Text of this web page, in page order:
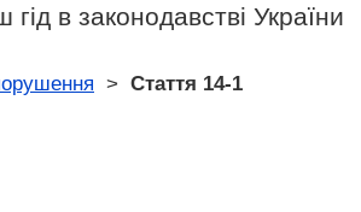
гід в законодавстві України
> Стаття 14-1